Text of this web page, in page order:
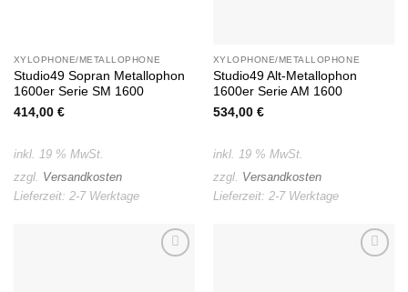
XYLOPHONE/METALLOPHONE
Studio49 Sopran Metallophon
1600er Serie SM 1600
414,00 €
inkl. 19 % MwSt.
zzgl. Versandkosten
Lieferzeit: 2-7 Werktage
XYLOPHONE/METALLOPHONE
Studio49 Alt-Metallophon
1600er Serie AM 1600
534,00 €
inkl. 19 % MwSt.
zzgl. Versandkosten
Lieferzeit: 2-7 Werktage